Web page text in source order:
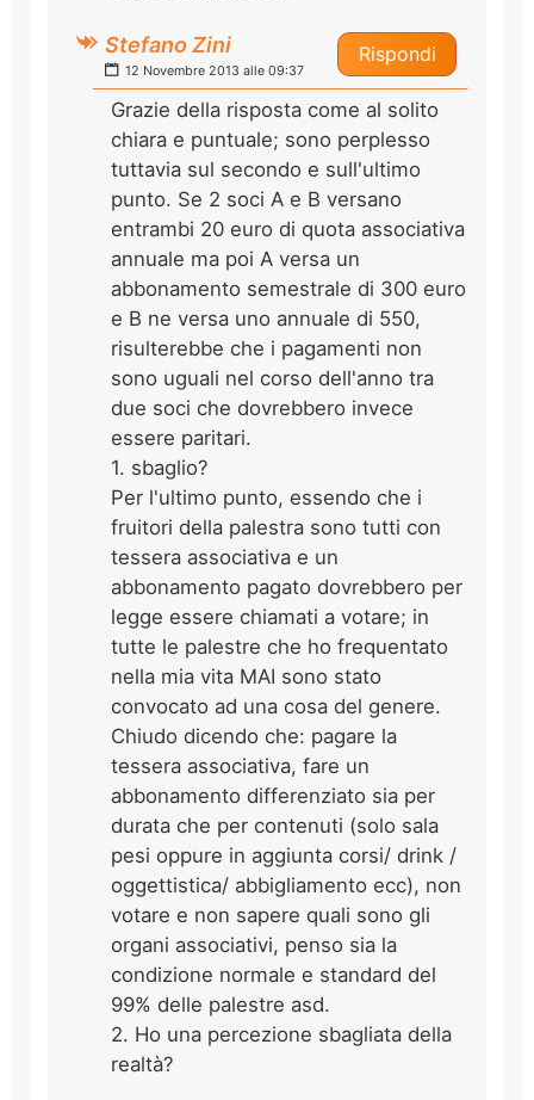
Rispondi
Stefano Zini
12 Novembre 2013 alle 09:37
Grazie della risposta come al solito
chiara e puntuale; sono perplesso
tuttavia sul secondo e sull'ultimo
punto. Se 2 soci A e B versano
entrambi 20 euro di quota associativa
annuale ma poi A versa un
abbonamento semestrale di 300 euro
e B ne versa uno annuale di 550,
risulterebbe che i pagamenti non
sono uguali nel corso dell'anno tra
due soci che dovrebbero invece
essere paritari.
1. sbaglio?
Per l'ultimo punto, essendo che i
fruitori della palestra sono tutti con
tessera associativa e un
abbonamento pagato dovrebbero per
legge essere chiamati a votare; in
tutte le palestre che ho frequentato
nella mia vita MAI sono stato
convocato ad una cosa del genere.
Chiudo dicendo che: pagare la
tessera associativa, fare un
abbonamento differenziato sia per
durata che per contenuti (solo sala
pesi oppure in aggiunta corsi/ drink /
oggettistica/ abbigliamento ecc), non
votare e non sapere quali sono gli
organi associativi, penso sia la
condizione normale e standard del
99% delle palestre asd.
2. Ho una percezione sbagliata della
realtà?